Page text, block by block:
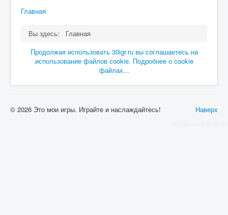
Главная
Вы здесь:
Главная
Продолжая использовать 30igr.ru вы соглашаетесь на
использование файлов cookie. Подробнее о cookie
файлах...
Наверх
© 2026 Это мои игры. Играйте и наслаждайтесь!